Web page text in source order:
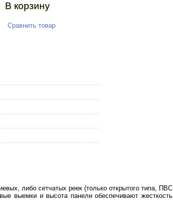
В корзину
Сравнить товар
либо сетчатых реек (только открытого типа, ПВС
выемки и высота панели обеспечивают жесткость